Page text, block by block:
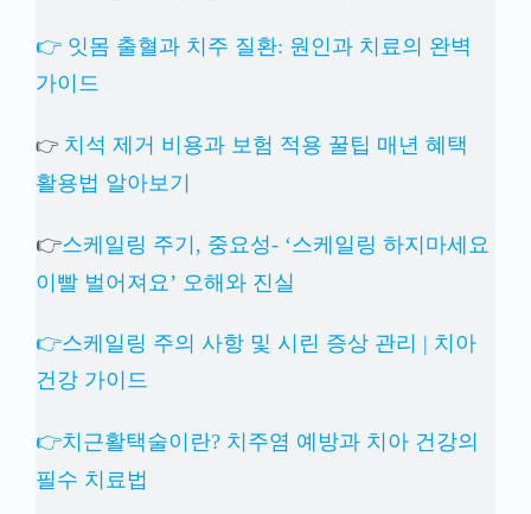
👉 잇몸 출혈과 치주 질환: 원인과 치료의 완벽
가이드
👉 치석 제거 비용과 보험 적용 꿀팁 매년 혜택
활용법 알아보기
👉스케일링 주기, 중요성- ‘스케일링 하지마세요
이빨 벌어져요’ 오해와 진실
👉스케일링 주의 사항 및 시린 증상 관리 | 치아
건강 가이드
👉치근활택술이란? 치주염 예방과 치아 건강의
필수 치료법